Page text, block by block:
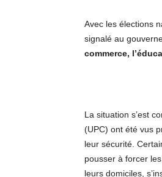
Avec les élections
signalé au
commerce,
La situation s’est
(UPC) ont été vus
leur sécurité.
pousser à forcer
leurs domiciles,